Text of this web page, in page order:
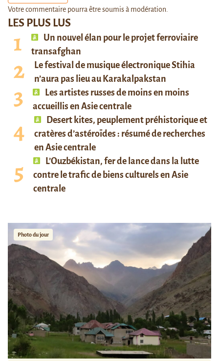
LES PLUS LUS
Un nouvel élan pour le projet ferroviaire
transafghan
Le festival de musique électronique Stihia
n’aura pas lieu au Karakalpakstan
Les artistes russes de moins en moins
accueillis en Asie centrale
Desert kites, peuplement préhistorique et
cratères d’astéroïdes : résumé de recherches
en Asie centrale
L’Ouzbékistan, fer de lance dans la lutte
contre le trafic de biens culturels en Asie
centrale
Photo du jour
Votre commentaire pourra être soumis à modération.